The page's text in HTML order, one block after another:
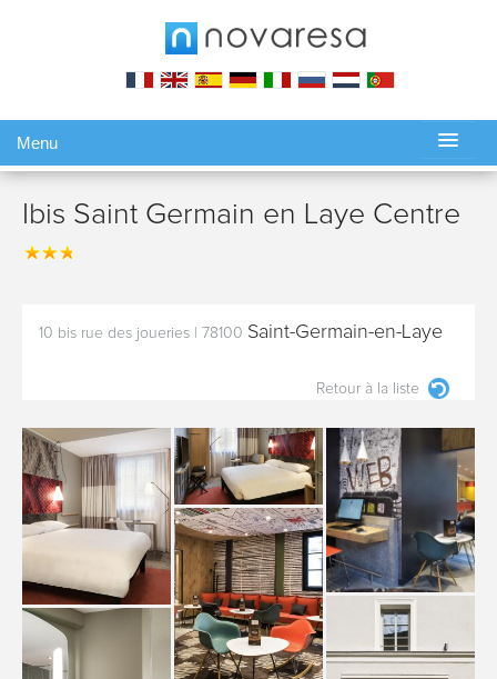
Menu
Ibis Saint Germain en Laye Centre
10 bis rue des joueries 78100 Saint-Germain-en-Laye
Retour à la liste